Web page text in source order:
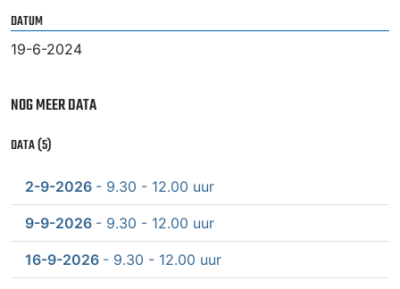
DATUM
19-6-2024
NOG MEER DATA
DATA (5)
2-9-2026 - 9.30 - 12.00 uur
9-9-2026 - 9.30 - 12.00 uur
16-9-2026 - 9.30 - 12.00 uur